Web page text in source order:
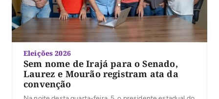
Eleições 2026
Sem nome de Irajá para o Senado,
Laurez e Mourão registram ata da
convenção